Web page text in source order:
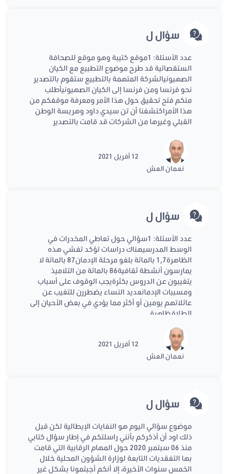
سؤال ل
عدد الأسئلة: 1موقع كتيبة وهو موقع للصحافة
الستقصائية قد طرح موضوع التطبيع مع الكيان
الصهيونيالشركة المتهمة بالتطبيع ستقوم بالتصدير
نحو فرنسا ومن فرنسا إلى الكيان الصهيونيأطلب
منكم فتح تحقيق حول هذا الأمر ومعرفة موقفكم من
هذا الأمراكتشفنا أن تن سيدي داود وهريسة الوطن
القبلي وغيرها من الشركات قد قامت بالتصدير
نعمان العش
12 أفريل 2021
سؤال ل
عدد الأسئلة: 1سؤالي حول تعاطي المخدرات في
الوسط المدرسيهناك دراسات تؤكد تفشي هذه
الظاهرة1,7 بالمائة بلغو مرحلة الإدمان87 بالمائة لا
يمارسون أنشطة ثقافية86 بالمائة من التلاميذ
يتغيبون عن الدروس بكثرةيجب الوقوف على أسباب
ومسببات الإدمانعديد النساء يضطررن للتغيب عن
عائلاتهم يومين أو أكثر مما يؤدي في بعض الأحيان إلى
الطلاقظاهرة
نعمان العش
12 أفريل 2021
سؤال ل
موضوع سؤالي اليوم هو النفايات الإيطالية لكن قبل
ذلك اود أن أذكركم بأنني راسلتكم في إطار سؤال كتابي
منذ 06 سبتمبر 2020 حول المهام الرقابية التي قامت
بها التفقديات التابعة لوزارة الشؤون المحلية خلال
الخمس سنوات الأخيرة، إلا أنكم أجبتمونا بشكل غير